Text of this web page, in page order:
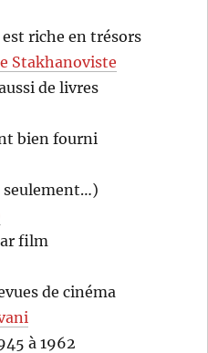
riche en trésors
Stakhanoviste
de livres
bien fourni
seulement…)
film
de cinéma
à 1962